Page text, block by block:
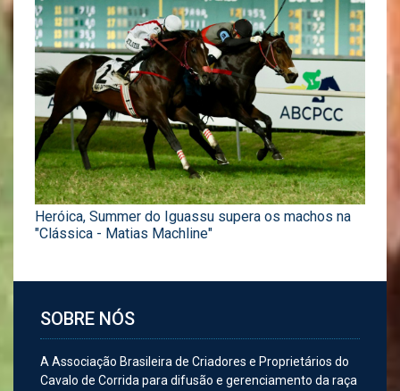
Heróica, Summer do Iguassu supera os machos na
"Clássica - Matias Machline"
SOBRE NÓS
A Associação Brasileira de Criadores e Proprietários do
Cavalo de Corrida para difusão e gerenciamento da raça